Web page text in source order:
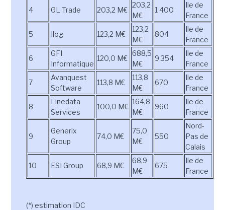
4 GL Trade 203,2 M€
203,2
M€
1 400
Ile de
France
5 Ilog 123,2 M€
123,2
M€
804
Ile de
France
6
GFI
Informatique
120,0 M€
688,5
M€
9 354
Ile de
France
7
Avanquest
Software
113,8 M€
113,8
M€
670
Ile de
France
8
Linedata
Services
100,0 M€
164,8
M€
960
Ile de
France
9
Generix
Group
74,0 M€
75,0
M€
550
Nord-
Pas de
Calais
10 ESI Group 68,9 M€
68,9
M€
675
Ile de
France
(*) estimation IDC